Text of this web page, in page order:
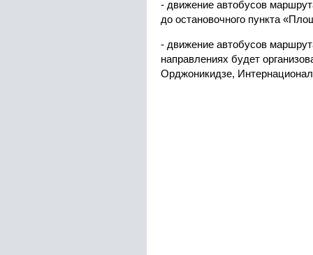
- движение автобусов
до остановочного пункта
- движение автобусов
направлениях будет
Орджоникидзе,